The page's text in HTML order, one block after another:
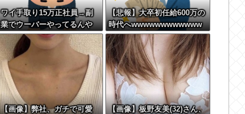
ワイ手取り15万正社員→副
業でウーバーやってるんや
が金がない
【悲報】大卒初任給600万の
時代へwwwwwwwwwwww
wwwwwww
【画像】弊社、ガチで可愛
【画像】板野友美(32)さん、